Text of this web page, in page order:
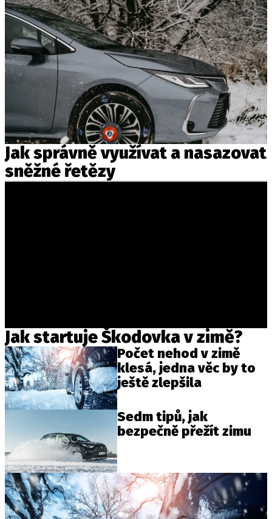
Jak správně využívat a nasazovat
sněžné řetězy
Jak startuje Škodovka v zimě?
Počet nehod v zimě
klesá, jedna věc by to
ještě zlepšila
Sedm tipů, jak
bezpečně přežít zimu